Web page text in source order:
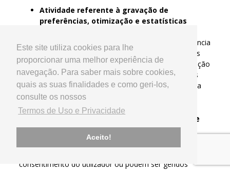
Este site utiliza cookies para lhe
proporcionar uma melhor experiência de
navegação. Para saber mais sobre cookies,
quais as suas finalidades e como geri-los,
consulte os nossos
Termos de Uso e Privacidade
Aceito!
Atividade referente à gravação de
preferências, otimização e estatísticas
preferências de navegação e otimizar a experiência
de navegação do utilizador. Entre esses Cookies
estão, por exemplo, aqueles usados para definição
de preferências de idioma e moeda, ou aqueles
para a gestão de estatísticas de primeira pessoa
usadas diretamente pelo Proprietário do site.
Outros tipos de Cookies ou de terceiros que
instalam Cookies
Alguns dos serviços listados acima coletam estatísticas
consentimento do utilizador ou podem ser geridos